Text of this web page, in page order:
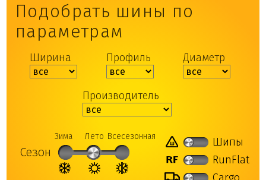
Подобрать шины по
параметрам
Ширина Профиль Диаметр
Производитель
Сезон
Зима Лето Всесезонная
Шипы
RunFlat